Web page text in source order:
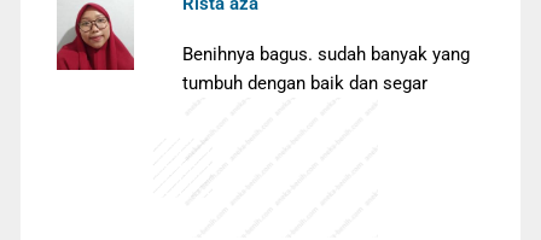
Benihnya bagus. sudah banyak yang
tumbuh dengan baik dan segar